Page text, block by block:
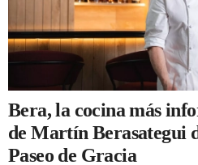
INICIAR
Bera, la cocina más
de Martín Berasategui
Paseo de Gracia